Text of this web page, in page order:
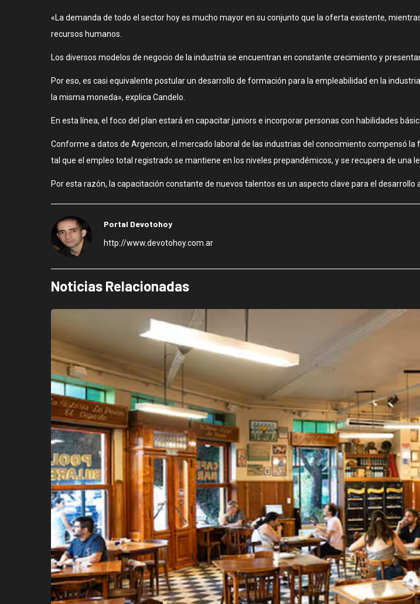
«La demanda de todo el sector hoy es mucho mayor en su conjunto que la oferta existente,
recursos humanos.
Los diversos modelos de negocio de la industria se encuentran en constante crecimiento y
Por eso, es casi equivalente postular un desarrollo de formación para la empleabilidad en la
la misma moneda», explica Candelo.
En esta línea, el foco del plan estará en capacitar juniors e incorporar personas con habilidades
Conforme a datos de Argencon, el mercado laboral de las industrias del conocimiento compensó
tal que el empleo total registrado se mantiene en los niveles prepandémicos, y se recupera de una
Por esta razón, la capacitación constante de nuevos talentos es un aspecto clave para el
Portal Devotohoy
http://www.devotohoy.com.ar
Noticias Relacionadas